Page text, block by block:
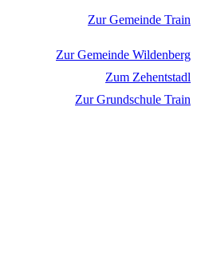
Zur Gemeinde Train
Zur Gemeinde Wildenberg
Zum Zehentstadl
Zur Grundschule Train